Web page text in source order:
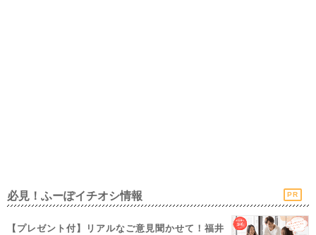
必見！ふーぽイチオシ情報 PR
【プレゼント付】リアルなご意見聞かせて！福井